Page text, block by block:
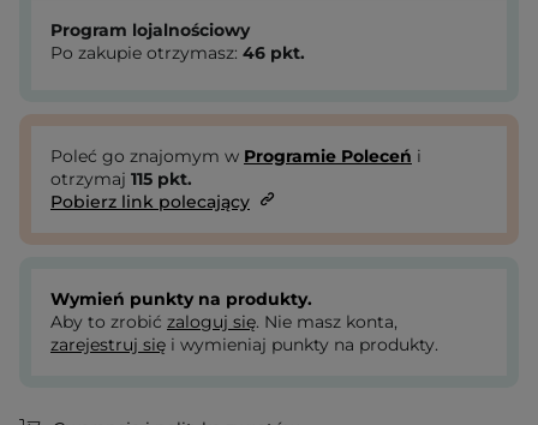
Program lojalnościowy
Po zakupie otrzymasz: 46 pkt.
Poleć go znajomym w Programie Poleceń i
otrzymaj 115 pkt.
Pobierz link polecający
Wymień punkty na produkty.
Aby to zrobić zaloguj się. Nie masz konta,
zarejestruj się i wymieniaj punkty na produkty.